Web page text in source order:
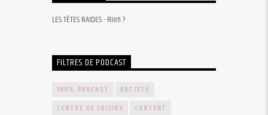
LES TÊTES RAIDES - Rien ?
FILTRES DE PODCAST
100% PODCAST
ARTISTE
CENTRE DE LOISIRS
CONCERT